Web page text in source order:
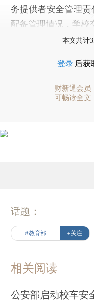
务提供者安全管理
配备管理情况，学校
本文共计
登录 后获
财新通会员
可畅读全文
话题：
#教育部 +关注
相关阅读
公安部启动校车安